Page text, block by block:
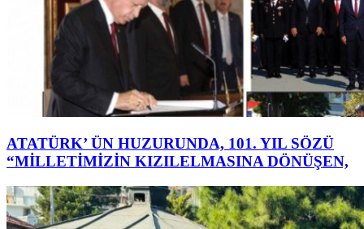
ATATÜRK’ ÜN HUZURUNDA, 101. YIL SÖZÜ
“MİLLETİMİZİN KIZILELMASINA DÖNÜŞEN,